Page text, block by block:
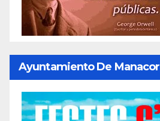
Ayuntamiento De Manacor